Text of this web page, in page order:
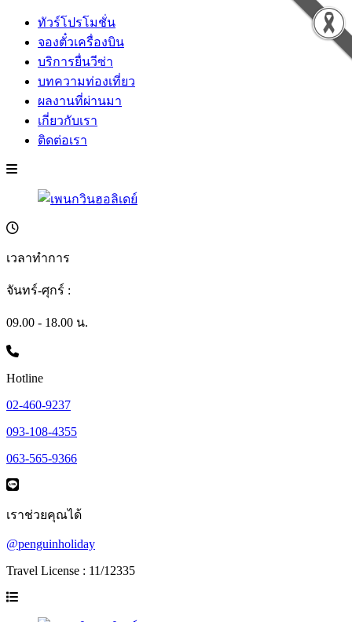
ทัวร์โปรโมชั่น
จองตั๋วเครื่องบิน
บริการยื่นวีซ่า
บทความท่องเที่ยว
ผลงานที่ผ่านมา
เกี่ยวกับเรา
ติดต่อเรา
เวลาทำการ
จันทร์-ศุกร์ :
09.00 - 18.00 น.
Hotline
02-460-9237
093-108-4355
063-565-9366
เราช่วยคุณได้
@penguinholiday
Travel License : 11/12335